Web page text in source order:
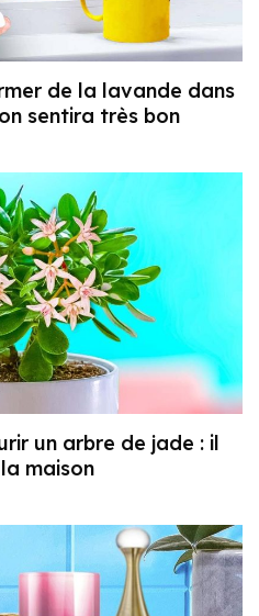
de la lavande dans
sentira très bon
un arbre de jade : il
maison